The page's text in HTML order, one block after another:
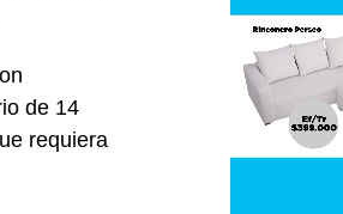
de 14
requiera